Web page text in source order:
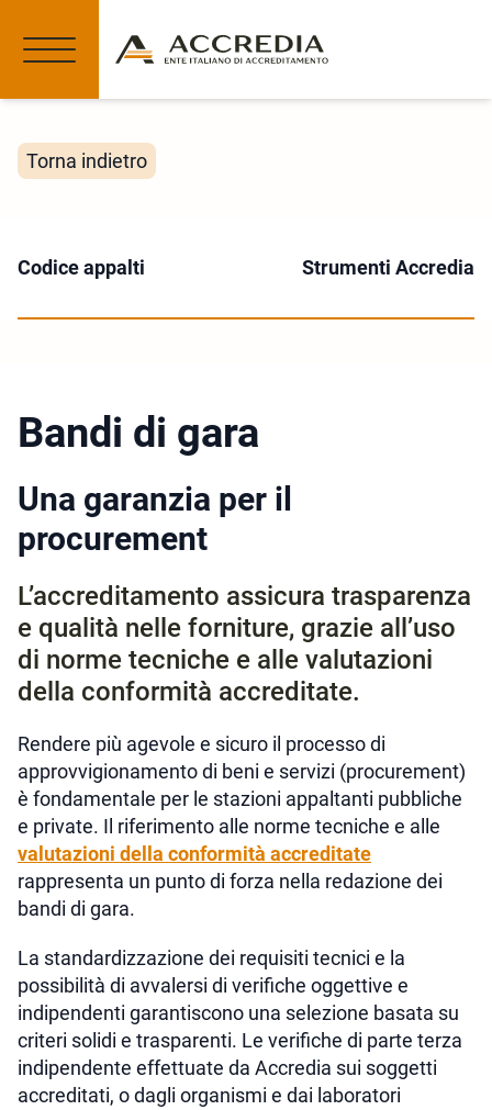
Torna indietro
Codice appalti Strumenti Accredia
Bandi di gara
Una garanzia per il
procurement
L’accreditamento assicura trasparenza
e qualità nelle forniture, grazie all’uso
di norme tecniche e alle valutazioni
della conformità accreditate.
Rendere più agevole e sicuro il processo di
approvvigionamento di beni e servizi (procurement)
è fondamentale per le stazioni appaltanti pubbliche
e private. Il riferimento alle norme tecniche e alle
valutazioni della conformità accreditate
rappresenta un punto di forza nella redazione dei
bandi di gara.
La standardizzazione dei requisiti tecnici e la
possibilità di avvalersi di verifiche oggettive e
indipendenti garantiscono una selezione basata su
criteri solidi e trasparenti. Le verifiche di parte terza
indipendente effettuate da Accredia sui soggetti
accreditati, o dagli organismi e dai laboratori